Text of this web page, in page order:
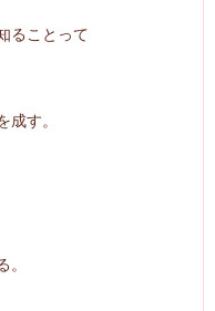
ることって
す。